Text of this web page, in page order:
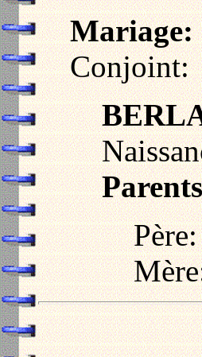
Mariage:
Conjoint:
Parents